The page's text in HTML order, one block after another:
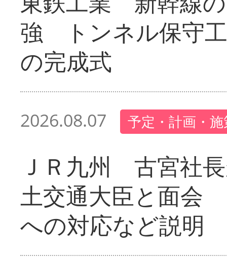
強 トンネル保守
の完成式
2026.08.07 予定・計画・
ＪＲ九州 古宮社
土交通大臣と面会
への対応など説明